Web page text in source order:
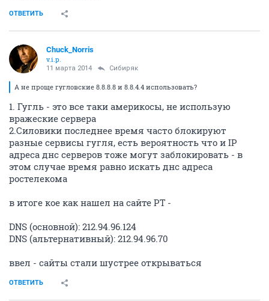
ОТВЕТИТЬ
Chuck_Norris
v.i.p.
11 марта 2014 Сибиряк
А не проще гугловские 8.8.8.8 и 8.8.4.4 использовать?
1. Гугль - это все таки америкосы, не использую
вражеские сервера
2.Силовики последнее время часто блокируют
разные сервисы гугля, есть вероятность что и IP
адреса днс серверов тоже могут заблокировать - в
этом случае время равно искать днс адреса
ростелекома
в итоге кое как нашел на сайте РТ -
DNS (основной): 212.94.96.124
DNS (альтернативный): 212.94.96.70
ввел - сайты стали шустрее открываться
ОТВЕТИТЬ